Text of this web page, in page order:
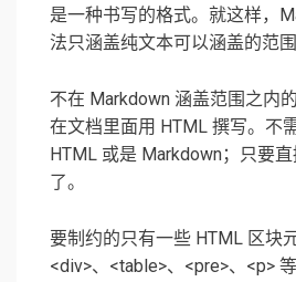
是一种书写的格式。就这样，
法只涵盖纯文本可以涵盖的范围
不在 Markdown 涵盖范围之内
在文档里面用 HTML 撰写。不
HTML 或是 Markdown；只要
了。
要制约的只有一些 HTML 区
<div>、<table>、<pre>、<p>